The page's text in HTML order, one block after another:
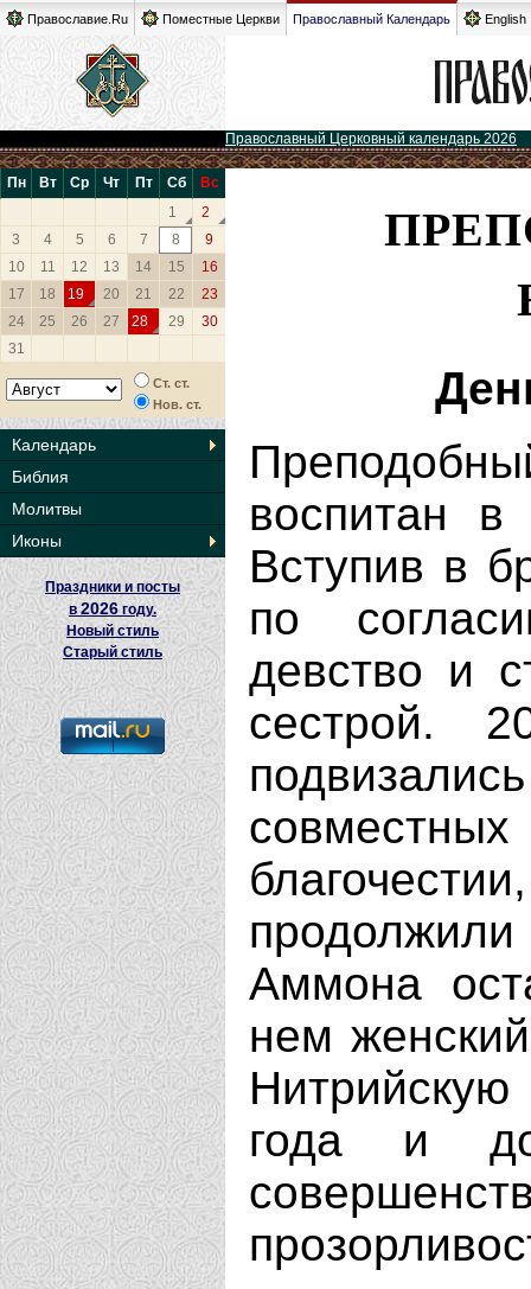
Православие.Ru Поместные Церкви Православный Календарь English
Православный Церковный календарь 2026
Пн Вт Ср Чт Пт Сб
Вс
1
2
3
4 5 6 7 8
9
10
11 12 13 14 15
16
17
18 19 20 21 22
23
24
25 26 27 28 29
30
31
Ст. ст.
Нов. ст.
Календарь
Библия
Молитвы
Иконы
Праздники и посты
в 2026 году.
Новый стиль
Старый стиль
воспитан в
Вступив в
по
девство и
сестрой.
Аммона
нем
года и